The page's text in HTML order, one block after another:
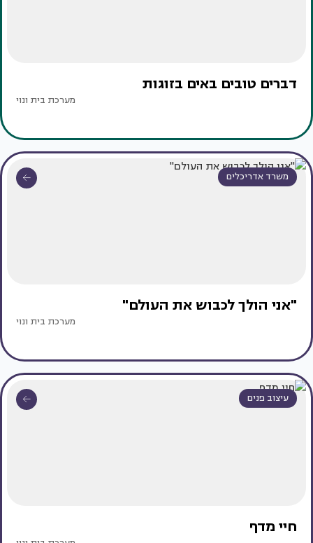
דברים טובים באים בזוגות
מערכת בית ונוי
משרד אדריכלים
"אני הולך לכבוש את העולם"
מערכת בית ונוי
עיצוב פנים
חיי מדף